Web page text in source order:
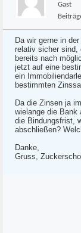
Gast
Da wir gerne in
relativ sicher sind,
bereits nach
jetzt auf eine
ein
bestimmten
Da die Zinsen ja
wielange die Bank
die Bindungsfrist,
abschließen?
Danke,
Gruss,